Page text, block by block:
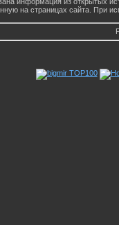
на страницах сайта. При